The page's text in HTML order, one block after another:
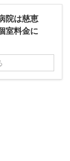
院は慈恵
室料金に